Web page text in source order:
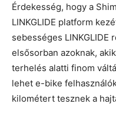
Érdekesség, hogy a
LINKGLIDE platform
sebességes LINKGLIDE
elsősorban azoknak,
terhelés alatti finom
lehet e-bike
kilométert tesznek a